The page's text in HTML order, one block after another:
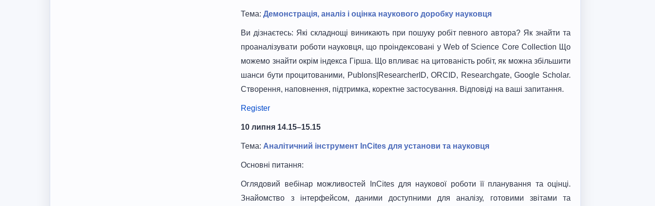
Тема:Демонстрація, аналіз і оцінка наукового доробку науковця
Ви дізнаєтесь: Які складнощі виникають при пошуку робіт певного автора? Як знайти та
проаналізувати роботи науковця, що проіндексовані у Web of Science Core Collection Що
можемо знайти окрім індекса Гірша. Що впливає на цитованість робіт, як можна збільшити
шанси бути процитованими, Publons|ResearcherID, ORCID, Researchgate, Google Scholar.
Створення, наповнення, підтримка, коректне застосування. Відповіді на ваші запитання.
Register
10 липня 14.15–15.15
Тема: Аналітичний інструмент InCites для установи та науковця
Основні питання:
Оглядовий вебінар можливостей InCites для наукової роботи її планування та оцінці.
Знайомство з інтерфейсом, даними доступними для аналізу, готовими звітами та